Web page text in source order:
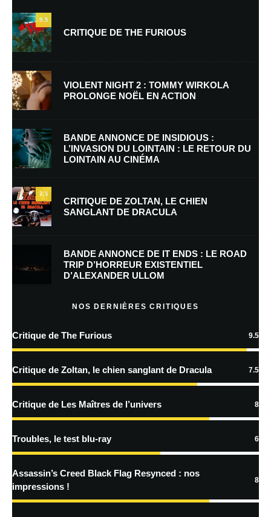
Nom*
E-mail* Site web
Enregistrer mon nom, mon e-mail et mon site dans le navigateur pour
mon prochain commentaire.
Prévenez-moi de tous les nouveaux commentaires par e-mail.
En savoir
traitées
9.5
CRITIQUE DE THE FURIOUS
VIOLENT NIGHT 2 : TOMMY WIRKOLA
PROLONGE NOËL EN ACTION
BANDE ANNONCE DE INSIDIOUS :
L’INVASION DU LOINTAIN : LE RETOUR DU
LOINTAIN AU CINÉMA
7.5
CRITIQUE DE ZOLTAN, LE CHIEN
SANGLANT DE DRACULA
BANDE ANNONCE DE IT ENDS : LE ROAD
TRIP D’HORREUR EXISTENTIEL
D’ALEXANDER ULLOM
NOS DERNIÈRES CRITIQUES
Critique de The Furious 9.5
Critique de Zoltan, le chien sanglant de Dracula 7.5
Critique de Les Maîtres de l’univers 8
Troubles, le test blu-ray 6
Assassin’s Creed Black Flag Resynced : nos
impressions !
8